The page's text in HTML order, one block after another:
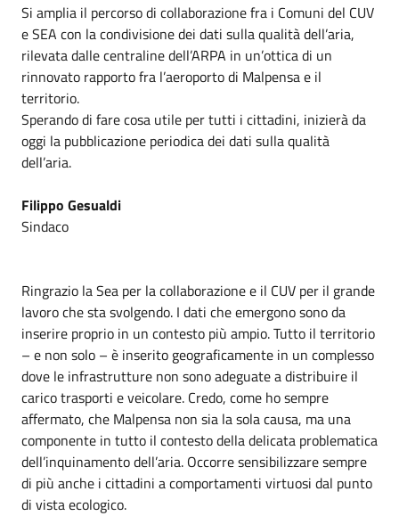
Si amplia il percorso di collaborazione fra i Comuni del CUV
e SEA con la condivisione dei dati sulla qualità dell’aria,
rilevata dalle centraline dell’ARPA in un’ottica di un
rinnovato rapporto fra l’aeroporto di Malpensa e il
territorio.
Sperando di fare cosa utile per tutti i cittadini, inizierà da
oggi la pubblicazione periodica dei dati sulla qualità
dell’aria.
Filippo Gesualdi
Sindaco
Ringrazio la Sea per la collaborazione e il CUV per il grande
lavoro che sta svolgendo. I dati che emergono sono da
inserire proprio in un contesto più ampio. Tutto il territorio
– e non solo – è inserito geograficamente in un complesso
dove le infrastrutture non sono adeguate a distribuire il
carico trasporti e veicolare. Credo, come ho sempre
affermato, che Malpensa non sia la sola causa, ma una
componente in tutto il contesto della delicata problematica
dell’inquinamento dell’aria. Occorre sensibilizzare sempre
di più anche i cittadini a comportamenti virtuosi dal punto
di vista ecologico.